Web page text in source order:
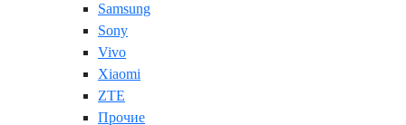
Samsung
Sony
Vivo
Xiaomi
ZTE
Прочие